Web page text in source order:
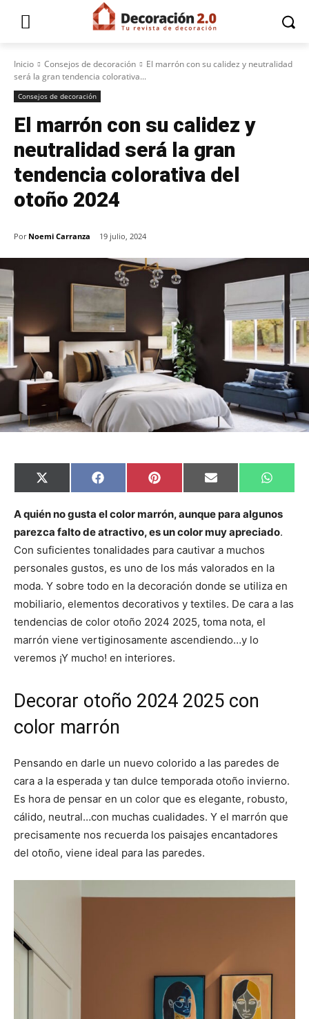
Inicio Consejos de decoración
El marrón con su calidez y neutralidad
será la gran tendencia colorativa...
Consejos de decoración
El marrón con su calidez y
neutralidad será la gran
tendencia colorativa del
otoño 2024
Por Noemi Carranza 19 julio, 2024
C
o
p
r
t
i
r
e
n
X
(
w
t
t
e
r
)
C
o
p
r
t
i
r
e
n
F
a
e
o
o
k
C
o
p
r
t
i
r
e
n
P
i
t
r
e
s
t
C
o
p
a
r
i
r
e
n
E
m
i
l
C
o
p
r
r
e
n
W
h
t
A
A quién no gusta el color marrón, aunque para algunos
parezca falto de atractivo, es un color muy apreciado.
Con suficientes tonalidades para cautivar a muchos
personales gustos, es uno de los más valorados en la
moda. Y sobre todo en la decoración donde se utiliza en
mobiliario, elementos decorativos y textiles. De cara a las
tendencias de color otoño 2024 2025, toma nota, el
marrón viene vertiginosamente ascendiendo…y lo
veremos ¡Y mucho! en interiores.
Decorar otoño 2024 2025 con
color marrón
Pensando en darle un nuevo colorido a las paredes de
cara a la esperada y tan dulce temporada otoño invierno.
Es hora de pensar en un color que es elegante, robusto,
cálido, neutral…con muchas cualidades. Y el marrón que
precisamente nos recuerda los paisajes encantadores
del otoño, viene ideal para las paredes.